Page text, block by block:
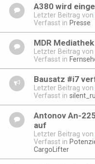
A380 wird
Letzter Beitrag von
Verfasst in Presse
MDR Mediathek
Letzter Beitrag von
Verfasst in
Bausatz #i7
Letzter Beitrag von
Verfasst in
Antonov An-
auf
Letzter Beitrag von
Verfasst in
CargoLifter